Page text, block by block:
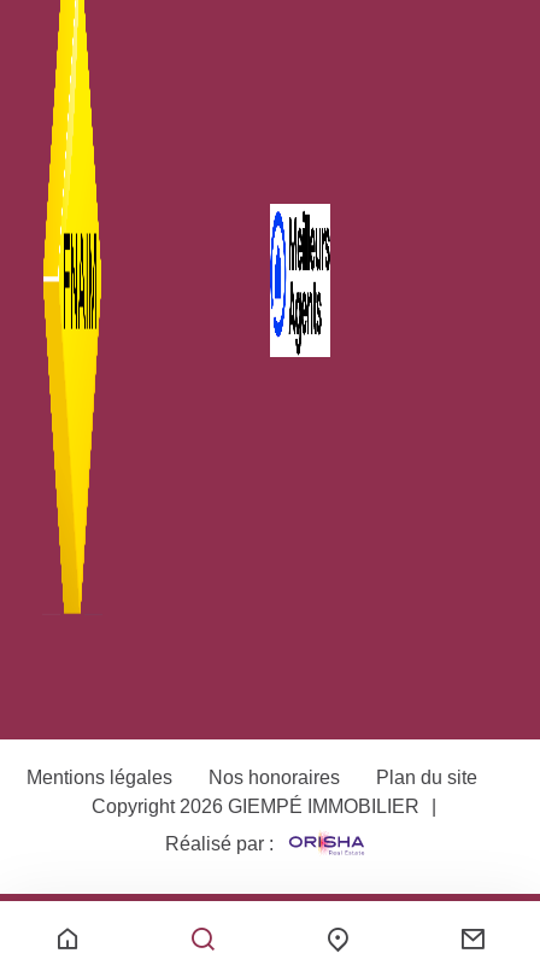
Mentions légales Nos honoraires
Plan du site
Copyright 2026 GIEMPÉ IMMOBILIER
Réalisé par :